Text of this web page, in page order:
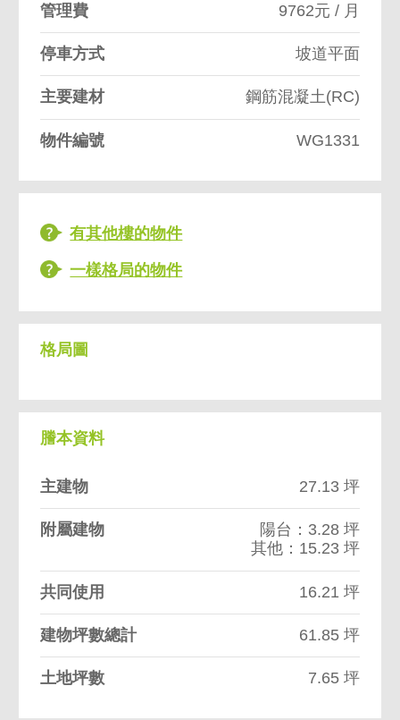
管理費 9762元 / 月
停車方式 坡道平面
主要建材 鋼筋混凝土(RC)
物件編號 WG1331
有其他樓的物件
一樣格局的物件
格局圖
謄本資料
主建物 27.13 坪
附屬建物
陽台：3.28 坪
其他：15.23 坪
共同使用 16.21 坪
建物坪數總計 61.85 坪
土地坪數 7.65 坪